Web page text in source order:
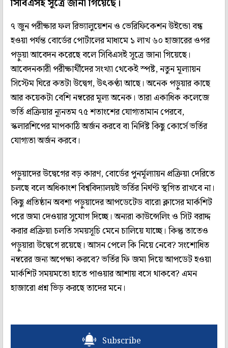
সিবিএসই সূত্রে জানা গিয়েছে।
৭ জুন পরীক্ষার ফল রিভ্যালুয়েশন ও ভেরিফিকেশন উইন্ডো বন্ধ
হওয়া পর্যন্ত বোর্ডের পোর্টালের মাধ্যমে ১ লাখ ৬০ হাজারের ওপর
পড়ুয়া আবেদন করেছে বলে সিবিএসই সূত্রে জানা গিয়েছে।
আবেদনকারী পরীক্ষার্থীদের সংখ্যা থেকেই স্পষ্ট, নতুন মূল্যায়ন
সিস্টেম ঘিরে কতটা উদ্বেগ, উৎকণ্ঠা আছে। অনেক পড়ুয়ার কাছে
আর কয়েকটা বেশি নম্বরের মূল্য অনেক। তারা একাধিক কলেজে
ভর্তি প্রক্রিয়ার ন্যূনতম ৭৫ শতাংশের যোগ্যতামান পেরবে,
স্কলারশিপের মাপকাঠি অর্জন করবে বা নির্দিষ্ট কিছু কোর্সে ভর্তির
যোগ্যতা অর্জন করবে।
পড়ুয়াদের উদ্বেগের বড় কারণ, বোর্ডের পুনর্মূল্যায়ন প্রক্রিয়া দেরিতে
চলছে বলে অধিকাংশ বিশ্ববিদ্যালয়ই ভর্তির নির্ঘণ্ট স্থগিত রাখবে না।
কিছু প্রতিষ্ঠান অবশ্য পড়ুয়াদের আপডেটেড বারো ক্লাসের মার্কশিট
পরে জমা দেওয়ার সুযোগ দিচ্ছে। অন্যরা কাউন্সেলিং ও সিট বরাদ্দ
করার প্রক্রিয়া চলতি সময়সূচি মেনে চালিয়ে যাচ্ছে। কিন্তু তাতেও
পড়ুয়ারা উদ্বেগে রয়েছে। আসন পেলে কি নিয়ে নেবে? সংশোধিত
নম্বরের জন্য অপেক্ষা করবে? ভর্তির ফি জমা দিয়ে আপডেট হওয়া
মার্কশিট সময়মতো হাতে পাওয়ার আশায় বসে থাকবে? এমন
হাজারো প্রশ্ন ভিড় করছে তাদের মনে।
Subscribe